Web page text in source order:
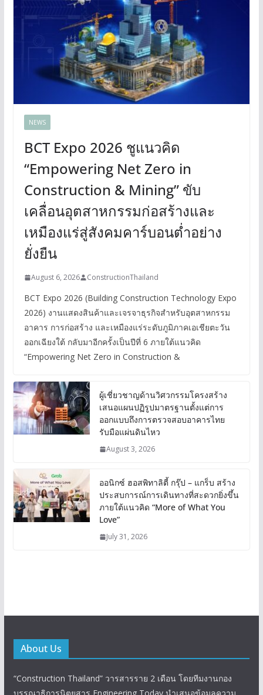
NEWS
BCT Expo 2026 ชูแนวคิด
“Empowering Net Zero in
Construction & Mining” ขับ
เคลื่อนอุตสาหกรรมก่อสร้างและ
เหมืองแร่สู่สังคมคาร์บอนต่ำอย่าง
ยั่งยืน
August 6, 2026 ConstructionThailand
BCT Expo 2026 (Building Construction Technology Expo
2026) งานแสดงสินค้าและเจรจาธุรกิจสำหรับอุตสาหกรรม
อาคาร การก่อสร้าง และเหมืองแร่ระดับภูมิภาคเอเชียตะวัน
ออกเฉียงใต้ กลับมาอีกครั้งเป็นปีที่ 6 ภายใต้แนวคิด
“Empowering Net Zero in Construction &
ผู้เชี่ยวชาญด้านวิศวกรรมโครงสร้าง
เสนอแผนปฏิรูปมาตรฐานตั้งแต่การ
ออกแบบถึงการตรวจสอบอาคารไทย
รับมือแผ่นดินไหว
August 3, 2026
ออนิกซ์ ฮอสพิทาลิตี้ กรุ๊ป – แกร็บ สร้าง
ประสบการณ์การเดินทางที่สะดวกยิ่งขึ้น
ภายใต้แนวคิด “More of What You
Love”
July 31, 2026
About Us
“Construction Thailand” วารสารราย 2 เดือน โดยทีมงานกอง